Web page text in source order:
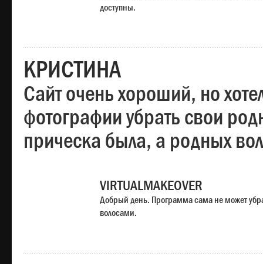
доступны.
КРИСТИНА
Сайт очень хороший, но
фотографии убрать свои
прическа была, а родных
VIRTUALMAKEOVER
Добрый день. Программа сама не может
волосами.